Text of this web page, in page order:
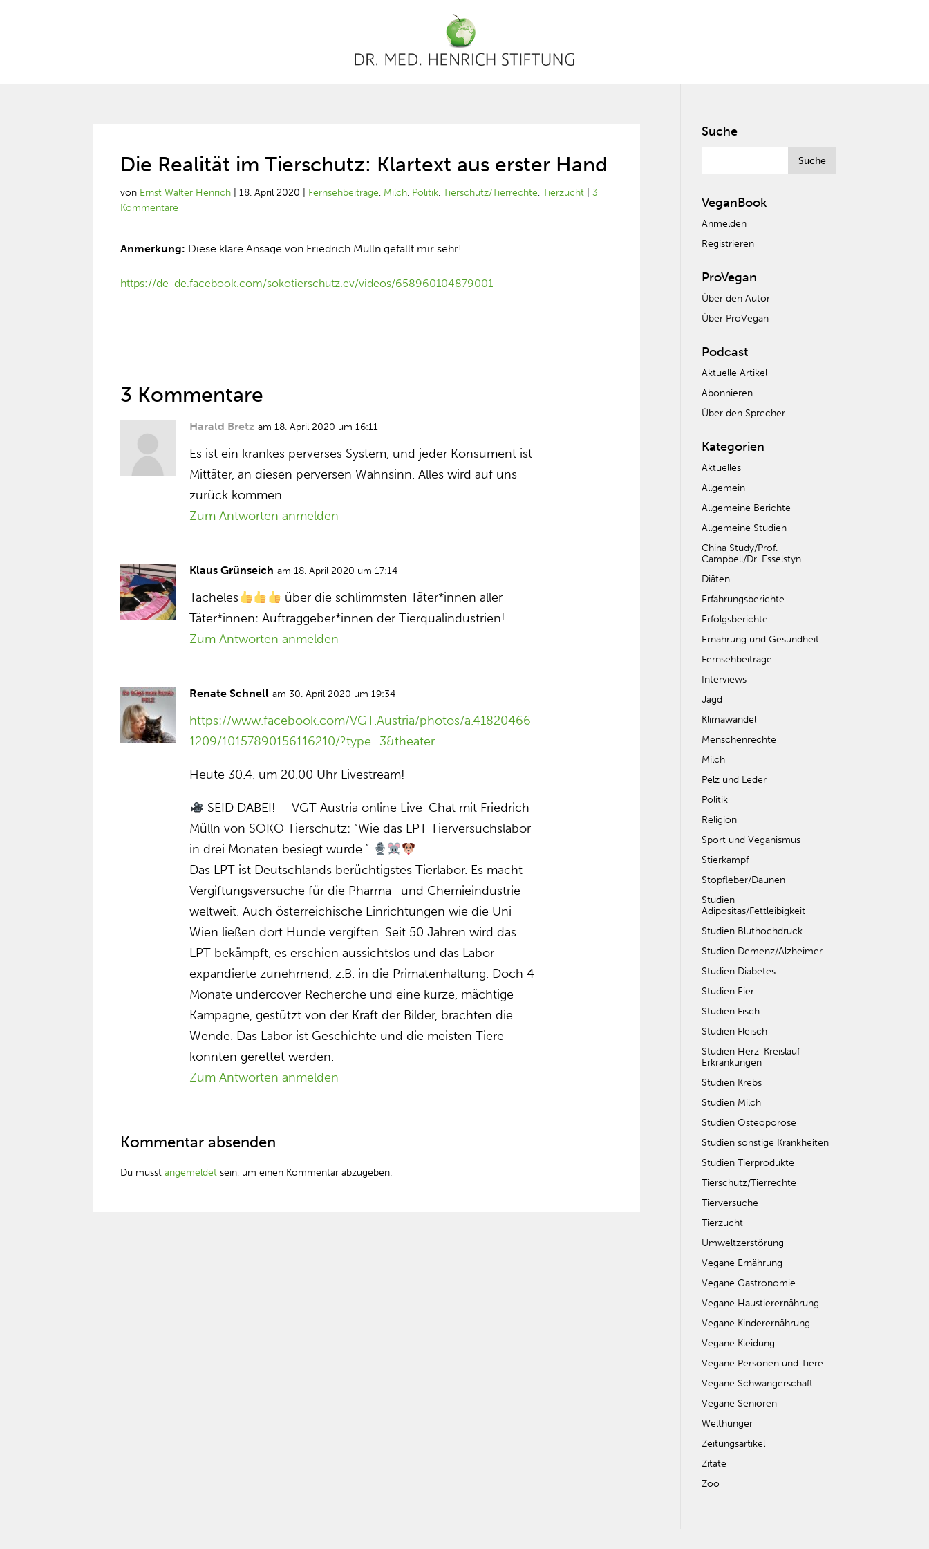
Die Realität im Tierschutz: Klartext aus erster Hand
von Ernst Walter Henrich |18. April 2020 Fernsehbeiträge, Milch, Politik,Tierschutz/Tierrechte,Tierzucht |3
Kommentare
Anmerkung: Diese klare Ansage von Friedrich Mülln gefällt mir sehr!
https://de-de.facebook.com/sokotierschutz.ev/videos/658960104879001
3 Kommentare
Harald Bretz am 18. April 2020 um 16:11
Es ist ein krankes perverses System, und jeder Konsument ist
Mittäter, an diesen perversen Wahnsinn. Alles wird auf uns
zurück kommen.
Zum Antworten anmelden
Klaus Grünseich am 18. April 2020 um 17:14
Tacheles
über die schlimmsten Täter*innen aller
Täter*innen: Auftraggeber*innen der Tierqualindustrien!
Zum Antworten anmelden
Renate Schnell am 30. April 2020 um 19:34
https://www.facebook.com/VGT.Austria/photos/a.41820466
1209/10157890156116210/?type=3&theater
Heute 30.4. um 20.00 Uhr Livestream!
SEID DABEI! – VGT Austria online Live-Chat mit Friedrich
Mülln von SOKO Tierschutz: “Wie das LPT Tierversuchslabor
in drei Monaten besiegt wurde.”
Das LPT ist Deutschlands berüchtigstes Tierlabor. Es macht
Vergiftungsversuche für die Pharma- und Chemieindustrie
weltweit. Auch österreichische Einrichtungen wie die Uni
Wien ließen dort Hunde vergiften. Seit 50 Jahren wird das
LPT bekämpft, es erschien aussichtslos und das Labor
expandierte zunehmend, z.B. in die Primatenhaltung. Doch 4
Monate undercover Recherche und eine kurze, mächtige
Kampagne, gestützt von der Kraft der Bilder, brachten die
Wende. Das Labor ist Geschichte und die meisten Tiere
konnten gerettet werden.
Zum Antworten anmelden
Kommentar absenden
Du musstangemeldet sein, um einen Kommentar abzugeben.
Suche
VeganBook
Anmelden
Registrieren
ProVegan
Über den Autor
Über ProVegan
Podcast
Aktuelle Artikel
Abonnieren
Über den Sprecher
Kategorien
Aktuelles
Allgemein
Allgemeine Berichte
Allgemeine Studien
China Study/Prof.
Campbell/Dr. Esselstyn
Diäten
Erfahrungsberichte
Erfolgsberichte
Ernährung und Gesundheit
Fernsehbeiträge
Interviews
Jagd
Klimawandel
Menschenrechte
Milch
Pelz und Leder
Politik
Religion
Sport und Veganismus
Stierkampf
Stopfleber/Daunen
Studien
Adipositas/Fettleibigkeit
Studien Bluthochdruck
Studien Demenz/Alzheimer
Studien Diabetes
Studien Eier
Studien Fisch
Studien Fleisch
Studien Herz-Kreislauf-
Erkrankungen
Studien Krebs
Studien Milch
Studien Osteoporose
Studien sonstige Krankheiten
Studien Tierprodukte
Tierschutz/Tierrechte
Tierversuche
Tierzucht
Umweltzerstörung
Vegane Ernährung
Vegane Gastronomie
Vegane Haustierernährung
Vegane Kinderernährung
Vegane Kleidung
Vegane Personen und Tiere
Vegane Schwangerschaft
Vegane Senioren
Welthunger
Zeitungsartikel
Zitate
Zoo